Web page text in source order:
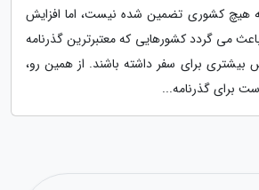
هیچ کشوری تضمین شده نیست، اما افزایش
می گردد کشورهایی که معتبرترین گذرنامه
بیشتری برای سفر داشته باشند. از همین رو،
برای گذرنامه...